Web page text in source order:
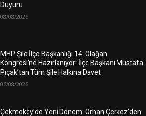
Duyuru
08/08/2026
MHP Şile İlçe Başkanlığı 14. Olağan
Kongresi’ne Hazırlanıyor: İlçe Başkanı Mustafa
Pıçak’tan Tüm Şile Halkına Davet
06/08/2026
Çekmeköy’de Yeni Dönem: Orhan Çerkez’den